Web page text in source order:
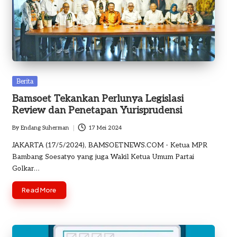
Posted
Berita
Bamsoet Tekankan Perlunya Legislasi
Review dan Penetapan Yurisprudensi
Posted
by
By Endang Suherman 17 Mei 2024
JAKARTA (17/5/2024), BAMSOETNEWS.COM - Ketua MPR
Bambang Soesatyo yang juga Wakil Ketua Umum Partai
Golkar…
Read More